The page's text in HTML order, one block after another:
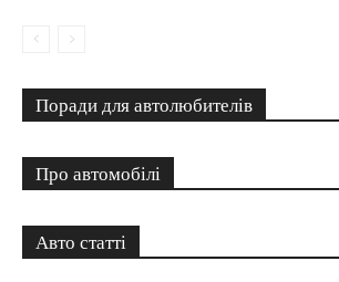
Поради для автолюбителів
Про автомобілі
Авто статті